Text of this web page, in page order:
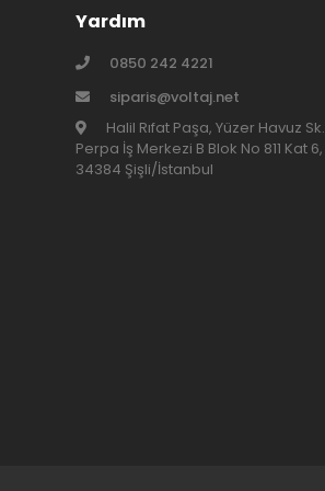
Yardım
0850 242 4221
siparis@voltaj.net
Halil Rıfat Paşa, Yüzer Havuz Sk.
Perpa İş Merkezi B Blok No 811 Kat 6,
34384 Şişli/İstanbul